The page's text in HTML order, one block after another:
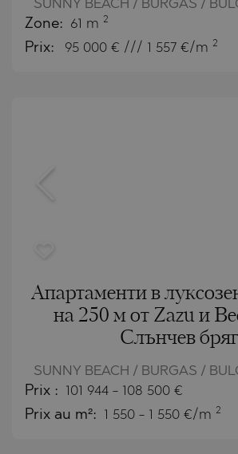
SUNNY BEACH / BURGAS /
Zone: 61 m 2
Prix: 95 000 € /// 1 557 €/m 2
Апартаменти в
на 250 м от Zazu и
Слънчев бряг
SUNNY BEACH / BURGAS /
Prix : 101 944 - 108 500 €
Prix au m²: 1 550 - 1 550 €/m 2